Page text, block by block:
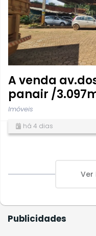
A venda
panair /
Imóveis
há 4 dias
Ver
Publicidades